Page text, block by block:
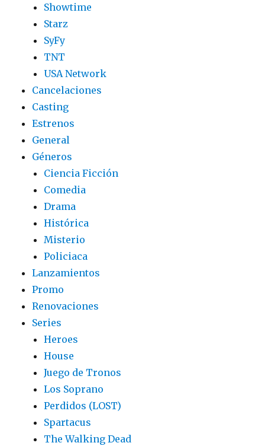
Showtime
Starz
SyFy
TNT
USA Network
Cancelaciones
Casting
Estrenos
General
Géneros
Ciencia Ficción
Comedia
Drama
Histórica
Misterio
Policiaca
Lanzamientos
Promo
Renovaciones
Series
Heroes
House
Juego de Tronos
Los Soprano
Perdidos (LOST)
Spartacus
The Walking Dead